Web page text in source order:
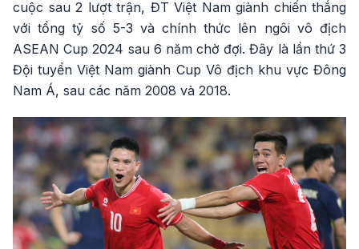
cuộc sau 2 lượt trận, ĐT Việt Nam giành chiến thắng
với tổng tỷ số 5-3 và chính thức lên ngôi vô địch
ASEAN Cup 2024 sau 6 năm chờ đợi. Đây là lần thứ 3
Đội tuyển Việt Nam giành Cup Vô địch khu vực Đông
Nam Á, sau các năm 2008 và 2018.